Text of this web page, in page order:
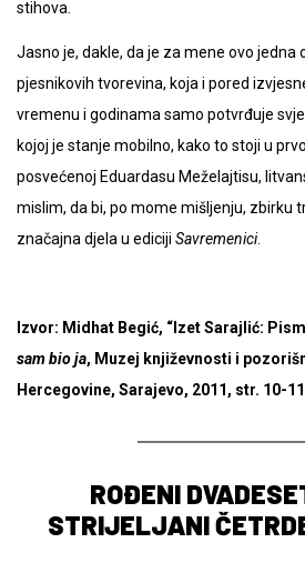
stihova.
Jasno je, dakle, da je za mene ovo jedna
pjesnikovih tvorevina, koja i pored
vremenu i godinama samo potvrđuje
kojoj je stanje mobilno, kako to stoji u
posvećenoj Eduardasu Meželajtisu,
mislim, da bi, po mome mišljenju, zbirku
značajna djela u ediciji Savremenici.
Izvor: Midhat Begić, “Izet Sarajlić:
sam bio ja, Muzej književnosti i
Hercegovine, Sarajevo, 2011, str. 10-
ROĐENI
STRIJELJANI